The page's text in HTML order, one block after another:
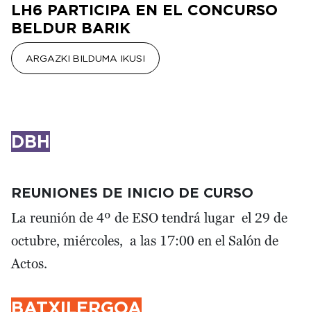
LH6 PARTICIPA EN EL CONCURSO
BELDUR BARIK
ARGAZKI BILDUMA IKUSI
DBH
REUNIONES DE INICIO DE CURSO
La reunión de 4º de ESO tendrá lugar el 29 de
octubre, miércoles, a las 17:00 en el Salón de
Actos.
BATXILERGOA